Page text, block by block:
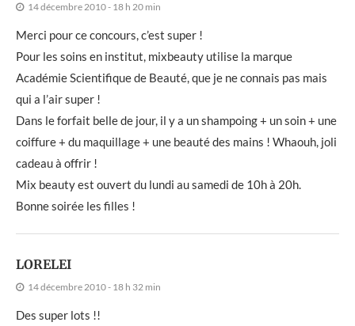
14 décembre 2010 - 18 h 20 min
Merci pour ce concours, c’est super !
Pour les soins en institut, mixbeauty utilise la marque
Académie Scientifique de Beauté, que je ne connais pas mais
qui a l’air super !
Dans le forfait belle de jour, il y a un shampoing + un soin + une
coiffure + du maquillage + une beauté des mains ! Whaouh, joli
cadeau à offrir !
Mix beauty est ouvert du lundi au samedi de 10h à 20h.
Bonne soirée les filles !
LORELEI
14 décembre 2010 - 18 h 32 min
Des super lots !!